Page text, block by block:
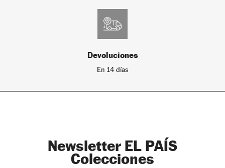
Devoluciones
En 14 días
Newsletter EL PAÍS
Colecciones